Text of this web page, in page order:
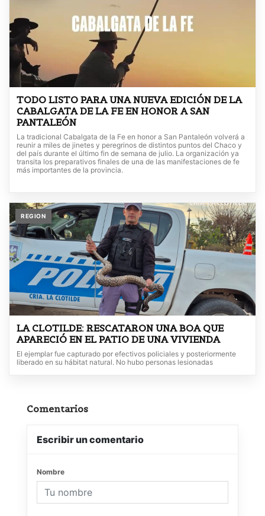
TODO LISTO PARA UNA NUEVA EDICIÓN DE LA
CABALGATA DE LA FE EN HONOR A SAN
PANTALEÓN
La tradicional Cabalgata de la Fe en honor a San Pantaleón volverá a
reunir a miles de jinetes y peregrinos de distintos puntos del Chaco y
del país durante el último fin de semana de julio. La organización ya
transita los preparativos finales de una de las manifestaciones de fe
más importantes de la provincia.
REGION
LA CLOTILDE: RESCATARON UNA BOA QUE
APARECIÓ EN EL PATIO DE UNA VIVIENDA
El ejemplar fue capturado por efectivos policiales y posteriormente
liberado en su hábitat natural. No hubo personas lesionadas
Comentarios
Escribir un comentario
Nombre